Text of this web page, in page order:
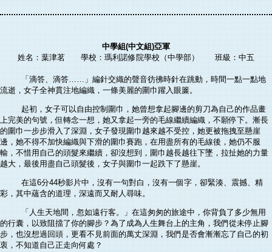
中學組(中文組)亞軍
姓名：葉津茗 學校：瑪利諾修院學校（中學部） 班級：中五
「滴答、滴答……」編針交織的聲音彷彿時針在跳動，時間一點一點地
流逝，女子全神貫注地編織，一條美麗的圍巾躍入眼簾。
起初，女子可以自由控制圍巾，她曾想拿起腳邊的剪刀為自己的作品畫
上完美的句號，但轉念一想，她又拿起一旁的毛線繼續編織，不願停下。漸長
的圍巾一步步滑入了深淵，女子發現圍巾越來越不受控，她更被拖拽至懸崖
邊，她不得不加快編織與下滑的圍巾賽跑，在用盡所有的毛線後，她仍不服
輸，不惜用自己的頭髮來繼續，卻沒想到，圍巾越長越往下墜，拉扯她的力量
越大，最後用盡自己頭髮後，女子與圍巾一起跌下了懸崖。
在這6分44秒影片中，沒有一句對白，沒有一個字，卻緊湊、震撼、精
彩，其中蘊含的道理，深遠而又耐人尋味。
「人生天地間，忽如遠行客。」在這匆匆的旅途中，你背負了多少無用
的行囊，以致阻擋了你的腳步？為了成為人生舞台上的主角，我們從未停止腳
步，也沒想過回頭，更看不見前面的萬丈深淵，我們是否會漸漸忘了自己的初
衷，不知道自己正走向何處？